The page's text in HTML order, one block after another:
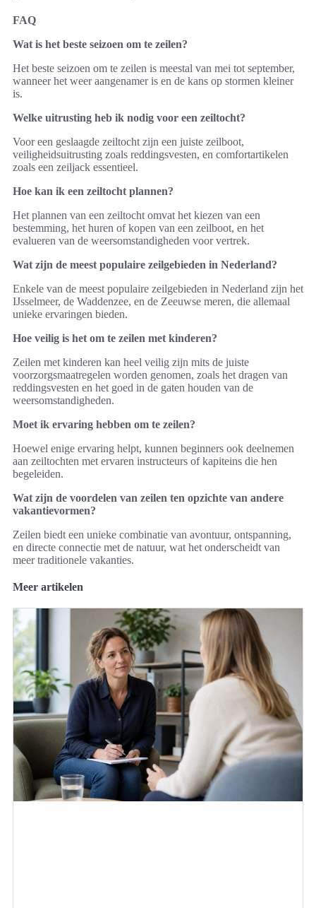
FAQ
Wat is het beste seizoen om te zeilen?
Het beste seizoen om te zeilen is meestal van mei tot september,
wanneer het weer aangenamer is en de kans op stormen kleiner
is.
Welke uitrusting heb ik nodig voor een zeiltocht?
Voor een geslaagde zeiltocht zijn een juiste zeilboot,
veiligheidsuitrusting zoals reddingsvesten, en comfortartikelen
zoals een zeiljack essentieel.
Hoe kan ik een zeiltocht plannen?
Het plannen van een zeiltocht omvat het kiezen van een
bestemming, het huren of kopen van een zeilboot, en het
evalueren van de weersomstandigheden voor vertrek.
Wat zijn de meest populaire zeilgebieden in Nederland?
Enkele van de meest populaire zeilgebieden in Nederland zijn het
IJsselmeer, de Waddenzee, en de Zeeuwse meren, die allemaal
unieke ervaringen bieden.
Hoe veilig is het om te zeilen met kinderen?
Zeilen met kinderen kan heel veilig zijn mits de juiste
voorzorgsmaatregelen worden genomen, zoals het dragen van
reddingsvesten en het goed in de gaten houden van de
weersomstandigheden.
Moet ik ervaring hebben om te zeilen?
Hoewel enige ervaring helpt, kunnen beginners ook deelnemen
aan zeiltochten met ervaren instructeurs of kapiteins die hen
begeleiden.
Wat zijn de voordelen van zeilen ten opzichte van andere
vakantievormen?
Zeilen biedt een unieke combinatie van avontuur, ontspanning,
en directe connectie met de natuur, wat het onderscheidt van
meer traditionele vakanties.
Meer artikelen